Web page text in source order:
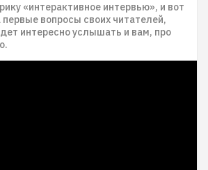
«интерактивное интервью», и вот
первые вопросы своих читателей,
интересно услышать и вам, про